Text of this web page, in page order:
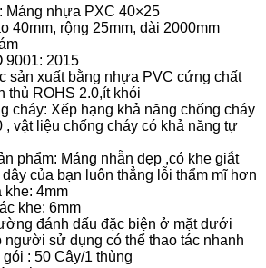
Máng nhựa PXC 40×25
40mm, rộng 25mm, dài 2000mm
9001: 2015
sản xuất bằng nhựa PVC cứng chất
thủ ROHS 2.0,ít khói
cháy: Xếp hạng khả năng chống cháy
, vật liệu chống cháy có khả năng tự
phẩm: Máng nhẵn đẹp ,có khe giắt
của bạn luôn thẳng lỗi thẩm mĩ hơn
khe: 4mm
khe: 6mm
đánh dấu đặc biện ở mặt dưới
người sử dụng có thể thao tác nhanh
: 50 Cây/1 thùng